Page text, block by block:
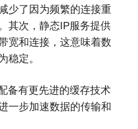
少了因为频繁的连接重
其次，静态IP服务提供
宽和连接，这意味着数
稳定。
备有更先进的缓存技术
一步加速数据的传输和